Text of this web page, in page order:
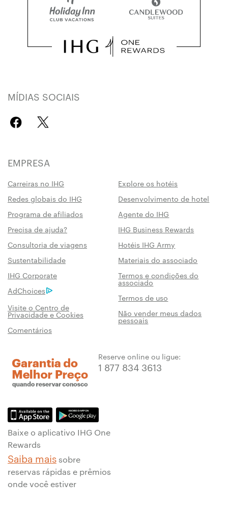
MÍDIAS SOCIAIS
EMPRESA
Carreiras no IHG
Explore os hotéis
Redes globais do IHG
Desenvolvimento de hotel
Programa de afiliados
Agente do IHG
Precisa de ajuda?
IHG Business Rewards
Consultoria de viagens
Hotéis IHG Army
Sustentabilidade
Materiais do associado
IHG Corporate
Termos e condições do
associado
AdChoices
Termos de uso
Visite o Centro de
Privacidade e Cookies Não vender meus dados
pessoais
Comentários
Reserve online ou ligue:
1 877 834 3613
Baixe o aplicativo IHG One
Rewards
Saiba mais sobre
reservas rápidas e prêmios
onde você estiver